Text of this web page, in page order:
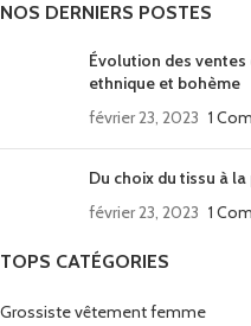
NOS DERNIERS POSTES
Évolution des
ethnique et bohème
février 23, 2023 1
Du choix du tissu à
février 23, 2023 1
TOPS CATÉGORIES
Grossiste vêtement femme